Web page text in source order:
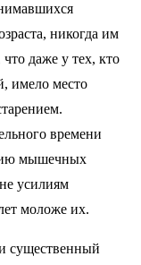
никогда им
даже у тех, кто
имело место
времени
мышечных
усилиям
моложе их.
существенный